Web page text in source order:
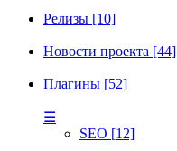
Релизы [10]
Новости проекта [44]
Плагины [52]
☰
SEO [12]